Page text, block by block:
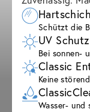
Schützt die
UV Schutz
Bei sonnen-
Classic
Keine
Wasser- und